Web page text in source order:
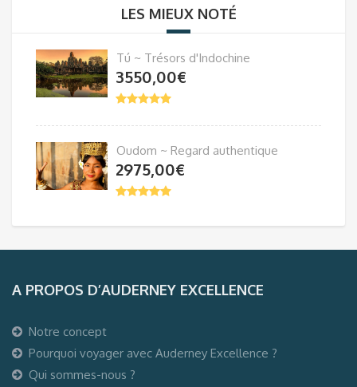
LES MIEUX NOTÉ
Tú ~ Trésors d'Indochine
3550,00€
Oudom ~ Regard authentique
2975,00€
A PROPOS D’AUDERNEY EXCELLENCE
Notre concept
Pourquoi voyager avec Auderney Excellence ?
Qui sommes-nous ?